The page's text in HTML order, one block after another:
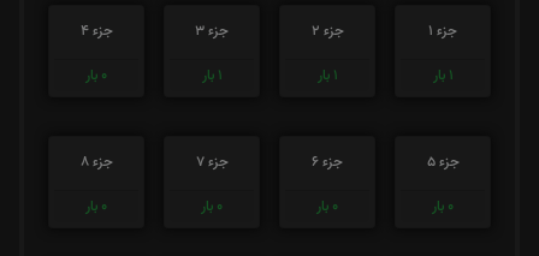
جزء 1
1 بار
جزء 2
1 بار
جزء 3
1 بار
جزء 4
0 بار
جزء 5
0 بار
جزء 6
0 بار
جزء 7
0 بار
جزء 8
0 بار